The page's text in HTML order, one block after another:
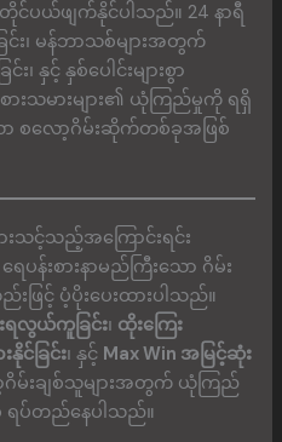
ပယ်ဖျက်နိုင်ပါသည်။ 24 နာရီ
ြင်း၊ မန်ဘာသစ်များအတွက်
၊ နှင့် နှစ်ပေါင်းများစွာ
ားသမားများ၏ ယုံကြည်မှုကို ရရှိ
ာ စလော့ဂိမ်းဆိုက်တစ်ခုအဖြစ်
ားသင့်သည့်အကြောင်းရင်း
ေပန်းစားနာမည်ကြီးသော ဂိမ်း
ဖြင့် ပံ့ပိုးပေးထားပါသည်။
ရလွယ်ကူခြင်း၊ ထိုးကြေး
င်ခြင်း၊ နှင့် Max Win အမြင့်ဆုံး
ဂိမ်းချစ်သူများအတွက် ယုံကြည်
ရပ်တည်နေပါသည်။